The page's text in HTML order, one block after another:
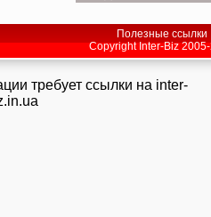
Полезные ссылки
Copyright Inter-Biz
требует ссылки на inter-